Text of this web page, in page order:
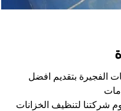
الفجيرة بتقديم افضل
شركتنا لتنظيف الخزانات